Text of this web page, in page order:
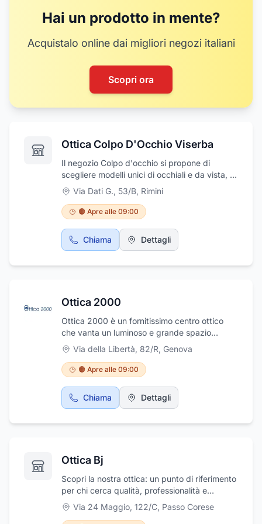
Hai un prodotto in mente?
Acquistalo online dai migliori negozi italiani
Scopri ora
Ottica Colpo D'Occhio Viserba
Il negozio Colpo d'occhio si propone di
scegliere modelli unici di occhiali e da vista, le
migliori lenti a contatto e gli accessori per chi
non si accontenta di seguire la moda ma
ricerca un acquisto che sia adatto al proprio
viso, alle proprie esigenze e che possa durare
per anni. Il servizio post vendita è
ineguagliabile, sono a disposizione per
manutenzione dei vostri accessori per la vista
necessità di essere seguito con cura per le
Via Dati G., 53/B, Rimini
🟠 Apre alle 09:00
Chiama Dettagli
Ottica 2000
Ottica 2000 è un fornitissimo centro ottico
che vanta un luminoso e grande spazio
espositivo. Dal 1983 Ottica 2000 propone
montatura da vista e da sole di tendenza
caratterizzate dall’ampia varietà di colori e
forme. Lenti per correggere tutti i difetti visivi,
anche lenti graduate da sole e
fotocromatiche, lenti a contatto per ogni
Questo e molto altro da Ottica 2000!
Via della Libertà, 82/R, Genova
🟠 Apre alle 09:00
Chiama Dettagli
Ottica Bj
Scopri la nostra ottica: un punto di riferimento
per chi cerca qualità, professionalità e
attenzione alla salute visiva. Siamo
specializzati nella vendita di occhiali da vista
Via 24 Maggio, 122/C, Passo Corese